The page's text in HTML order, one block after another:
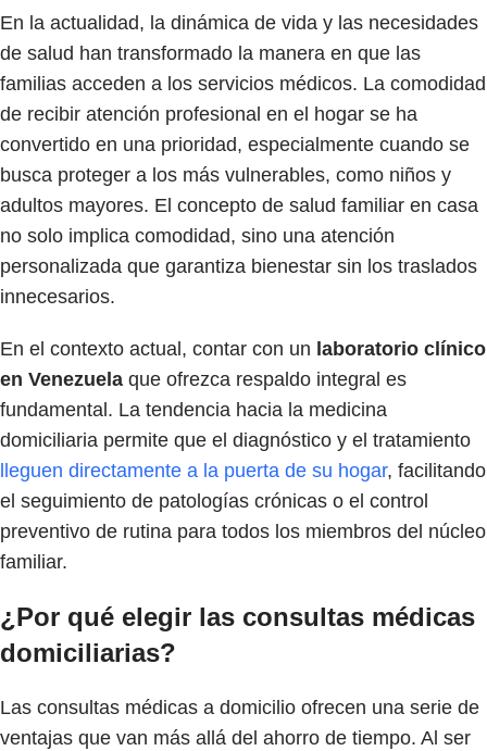
En la actualidad, la dinámica de vida y las necesidades
de salud han transformado la manera en que las
familias acceden a los servicios médicos. La comodidad
de recibir atención profesional en el hogar se ha
convertido en una prioridad, especialmente cuando se
busca proteger a los más vulnerables, como niños y
adultos mayores. El concepto de salud familiar en casa
no solo implica comodidad, sino una atención
personalizada que garantiza bienestar sin los traslados
innecesarios.
En el contexto actual, contar con un laboratorio clínico
en Venezuela que ofrezca respaldo integral es
fundamental. La tendencia hacia la medicina
domiciliaria permite que el diagnóstico y el tratamiento
lleguen directamente a la puerta de su hogar, facilitando
el seguimiento de patologías crónicas o el control
preventivo de rutina para todos los miembros del núcleo
familiar.
¿Por qué elegir las consultas médicas
domiciliarias?
Las consultas médicas a domicilio ofrecen una serie de
ventajas que van más allá del ahorro de tiempo. Al ser